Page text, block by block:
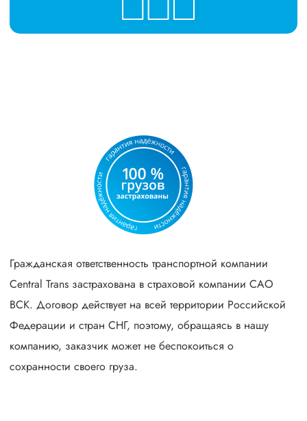
Гражданская ответственность транспортной компании
Central Trans застрахована в страховой компании САО
ВСК. Договор действует на всей территории Российской
Федерации и стран СНГ, поэтому, обращаясь в нашу
компанию, заказчик может не беспокоиться о
сохранности своего груза.